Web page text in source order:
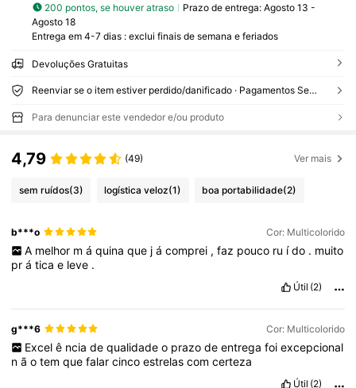
200 pontos, se houver atraso Prazo de entrega: Agosto 13 -
Agosto 18
Entrega em 4-7 dias : exclui finais de semana e feriados
Devoluções Gratuitas
Reenviar se o item estiver perdido/danificado · Pagamentos Seguros · Proteção de privacidade
Para denunciar este vendedor e/ou produto
4,79 (49) Ver mais
sem ruídos(3) logística veloz(1) boa portabilidade(2)
b***o Cor: Multicolorido
A melhor m á quina que j á comprei , faz pouco ru ído . muito
práticae leve .
Útil (2)
g***6 Cor: Multicolorido
Excel ê ncia de qualidade o prazo de entrega foi excepcional
nãotemquefalarcincoestrelascomcerteza
Útil (2)